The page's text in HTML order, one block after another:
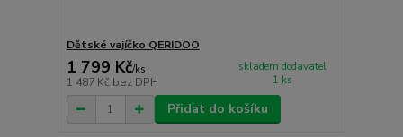
Dětské vajíčko QERIDOO
1 799 Kč/ks
1 487 Kč bez DPH
skladem dodavatel
1 ks
Přidat do košíku